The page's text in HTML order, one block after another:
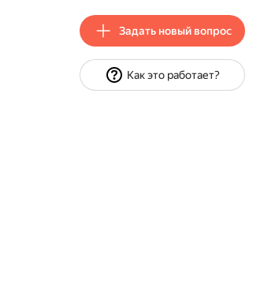
Задать новый вопрос
Как это работает?